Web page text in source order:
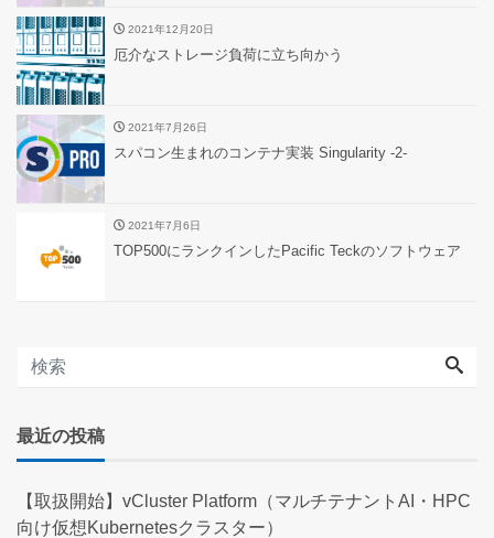
2021年12月20日
厄介なストレージ負荷に立ち向かう
2021年7月26日
スパコン生まれのコンテナ実装 Singularity -2-
2021年7月6日
TOP500にランクインしたPacific Teckのソフトウェア
最近の投稿
【取扱開始】vCluster Platform（マルチテナントAI・HPC
向け仮想Kubernetesクラスター）